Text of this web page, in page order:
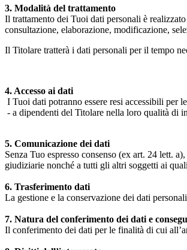
3. Modalità del trattamento
Il trattamento dei Tuoi dati personali è
consultazione, elaborazione, modificazione,
Il Titolare tratterà i dati personali per il tempo
4. Accesso ai dati
I Tuoi dati potranno essere resi accessibili per
- a dipendenti del Titolare nella loro qualità di
5. Comunicazione dei dati
Senza Tuo espresso consenso (ex art. 24 lett.
giudiziarie nonché a tutti gli altri soggetti ai
6. Trasferimento dati
La gestione e la conservazione dei dati
7. Natura del conferimento dei dati e
Il conferimento dei dati per le finalità di cui